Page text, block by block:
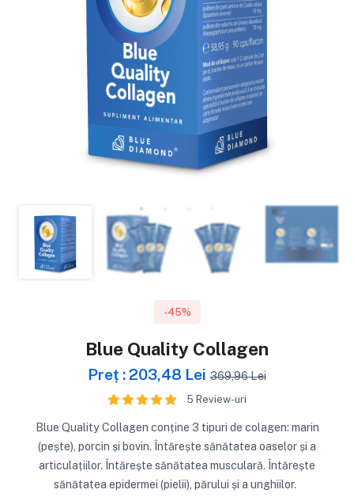
-45%
Blue Quality Collagen
Preț : 203,48 Lei369,96 Lei
5 Review-uri
Blue Quality Collagen conține 3 tipuri de colagen: marin
(pește), porcin și bovin. Întărește sănătatea oaselor și a
articulațiilor. Întărește sănătatea musculară. Întărește
sănătatea epidermei (pielii), părului și a unghiilor.